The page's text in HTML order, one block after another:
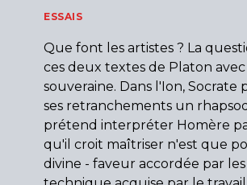
ESSAIS
Que font les artistes ? La
ces deux textes de Platon
souveraine. Dans l'Ion, Socrate
ses retranchements un
prétend interpréter Homère
qu'il croit maîtriser n'est que
divine - faveur accordée par les